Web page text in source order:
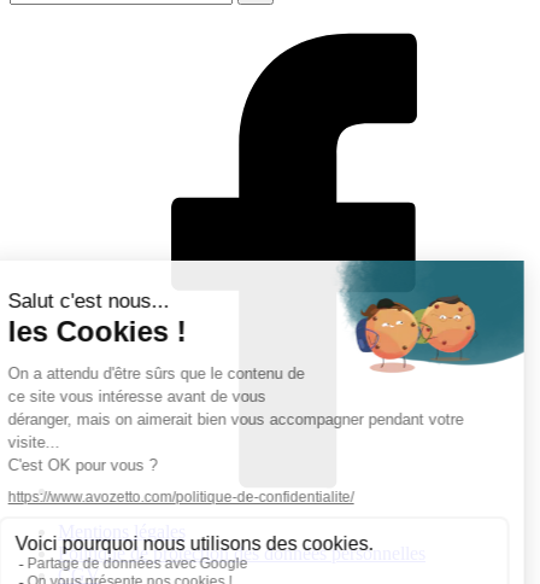
Mentions légales
Politique de protection des données personnelles
CGV